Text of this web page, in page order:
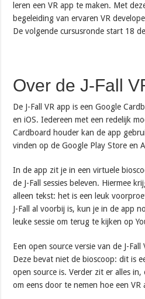
leren een VR app te maken. Met
begeleiding van ervaren VR
De volgende cursusronde start 18
Over de J-Fall
De J-Fall VR app is een Google
en iOS. Iedereen met een redelijk
Cardboard houder kan de app
vinden op de Google Play Store en
In de app zit je in een virtuele
de J-Fall sessies beleven. Hiermee
alleen tekst: het is een leuk
J-Fall al voorbij is, kun je in de app
leuke sessie om terug te kijken op
Een open source versie van de J-
Deze bevat niet de bioscoop: dit is
open source is. Verder zit er alles
om eens door te nemen hoe een